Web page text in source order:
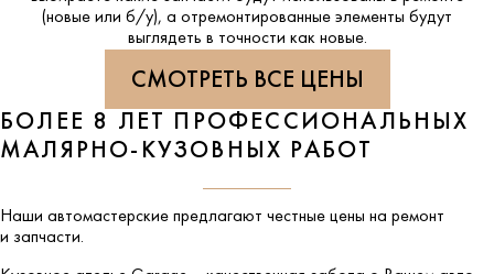
(новые или б/у), а отремонтированные элементы будут
выглядеть в точности как новые.
СМОТРЕТЬ ВСЕ ЦЕНЫ
БОЛЕЕ 8 ЛЕТ ПРОФЕССИОНАЛЬНЫХ
МАЛЯРНО-КУЗОВНЫХ РАБОТ
Наши автомастерские предлагают честные цены на ремонт
и запчасти.